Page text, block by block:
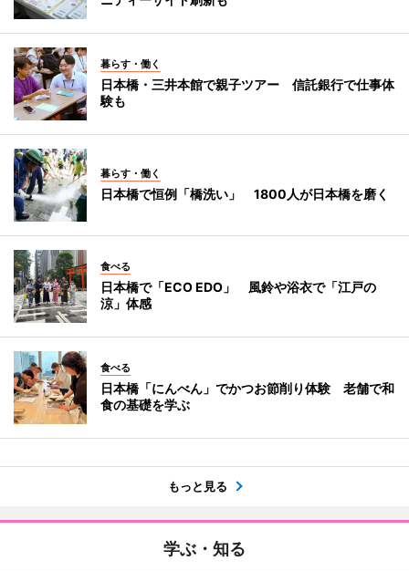
暮らす・働く
日本橋・三井本館で親子ツアー 信託銀行で仕事体
験も
暮らす・働く
日本橋で恒例「橋洗い」 1800人が日本橋を磨く
食べる
日本橋で「ECO EDO」 風鈴や浴衣で「江戸の
涼」体感
食べる
日本橋「にんべん」でかつお節削り体験 老舗で和
食の基礎を学ぶ
もっと見る
学ぶ・知る